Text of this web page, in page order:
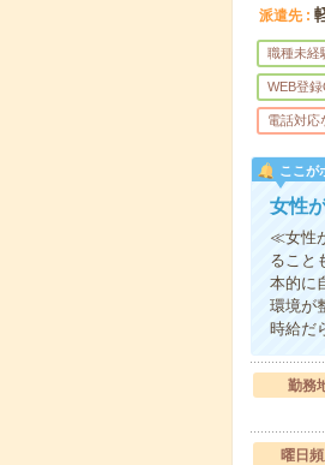
派遣先
職種未経
WEB登
電話対応
ここが
女性
≪女性
ること
本的に
環境が
時給だ
勤務
曜日